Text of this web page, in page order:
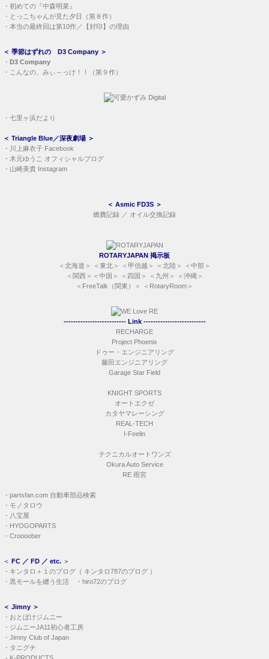
・ 初めての『中森明菜』
・ とっこちゃんが見た夕日（第８作）
・ 本当の最終回は第10作／【封印】の理由
＜ 季節はずれの D3 Company ＞
・ D3 Company
・ こんなの、みぃ～っけ！！（第９作）
・ 七里ヶ浜だより
＜ Triangle Blue／深夜劇場 ＞
・
川上麻衣子 Facebook
・ 木元ゆうこ オフィシャルブログ
・ 山崎美貴 Instagram
＜ Asmic FD3S ＞
燃費記録 ／ オイル交換記録
ROTARYJAPAN 掲示板
＜ 北海道 ＞ ＜ 東北 ＞ ＜ 甲信越 ＞ ＜ 北陸 ＞ ＜ 中部 ＞
＜ 関西＞＜ 中国 ＞ ＜ 四国 ＞ ＜ 九州 ＞ ＜ 沖縄 ＞
＜ FreeTalk（関東） ＞ ＜ RotaryRoom ＞
-------------------------- Link --------------------------
RECHARGE
Project Phoenix
ドゥー・エンジニアリング
藤田エンジニアリング
Garage Star Field
KNIGHT SPORTS
オートエクゼ
カタヤマレーシング
REAL-TECH
I-Feelin
テクニカルオートワンズ
Okura Auto Service
RE 雨宮
・ partsfan.com 自動車部品検索
・ モノタロウ
・ 八宝屋
・ HYOGOPARTS
・ Croooober
＜ FC ／ FD ／ etc. ＞
・ キンタロ＋１のブログ （ キンタロ787のブログ ）
・ 黒モールを纏う生活 ・ hiro72のブログ
＜ Jimny ＞
・ おとぼけジムニー
・ ジムニーJA11初心者工房
・ Jimny Club of Japan
・ タニグチ